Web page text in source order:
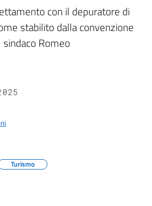
con il depuratore di
stabilito dalla convenzione
Romeo
Turismo